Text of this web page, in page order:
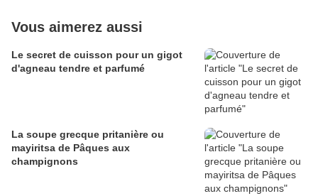
Vous aimerez aussi
Le secret de cuisson pour un gigot
d'agneau tendre et parfumé
La soupe grecque pritanière ou
mayiritsa de Pâques aux
champignons